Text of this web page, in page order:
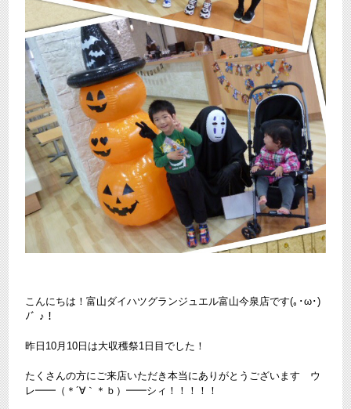
こんにちは！富山ダイハツグランジュエル富山今泉店です(｡･ω･)
ﾉﾞ ♪！
昨日10月10日は大収穫祭1日目でした！
たくさんの方にご来店いただき本当にありがとうございます ウ
レ━━（＊´∀｀＊ｂ）━━シィ！！！！！